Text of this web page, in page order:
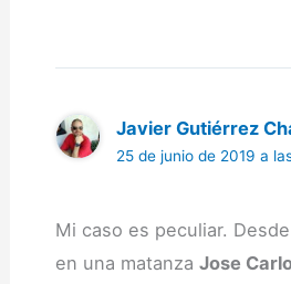
Javier Gutiérrez
25 de junio de 2019 a
Mi caso es peculiar.
en una matanza Jose